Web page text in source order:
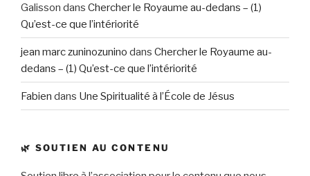
Galisson dans Chercher le Royaume au-dedans – (1)
Qu’est-ce que l’intériorité
jean marc zuninozunino dans Chercher le Royaume au-
dedans – (1) Qu’est-ce que l’intériorité
Fabien dans Une Spiritualité à l’École de Jésus
🌿 SOUTIEN AU CONTENU